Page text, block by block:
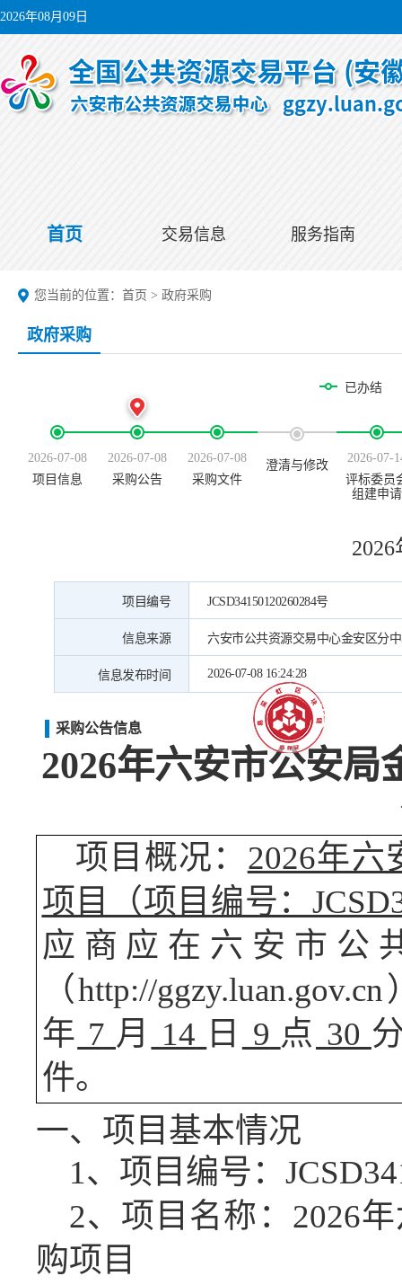
2026年08月09日
首页 交易信息 服务指南
您当前的位置： 首页 > 政府采购
政府采购
已办结
2026-07-08
项目信息
2026-07-08
采购公告
2026-07-08
采购文件
澄清与修改
2026-07-
评标委员
组建申请
项目编号 JCSD34150120260284号
信息来源 六安市公共资源交易中心金安区分
信息发布时间 2026-07-08 16:24:28
采购公告信息
2026年六安市公安局
项目概况： 2026年六
项目（项目编号：
应商应在六安市公
（http://
年 7 月 14 日 9 点 30
件。
一、项目基本情况
1、项目编号：
2、项目名称：2026
购项目